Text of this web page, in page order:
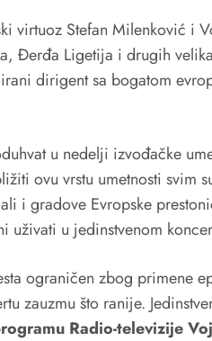
virtuoz Stefan Milenković i
Đerđa Ligetija i drugih
dirigent sa bogatom
u nedelji izvođačke
ovu vrstu umetnosti svim
i gradove Evropske
uživati u jedinstvenom
ograničen zbog primene
zauzmu što ranije.
Radio-televizije